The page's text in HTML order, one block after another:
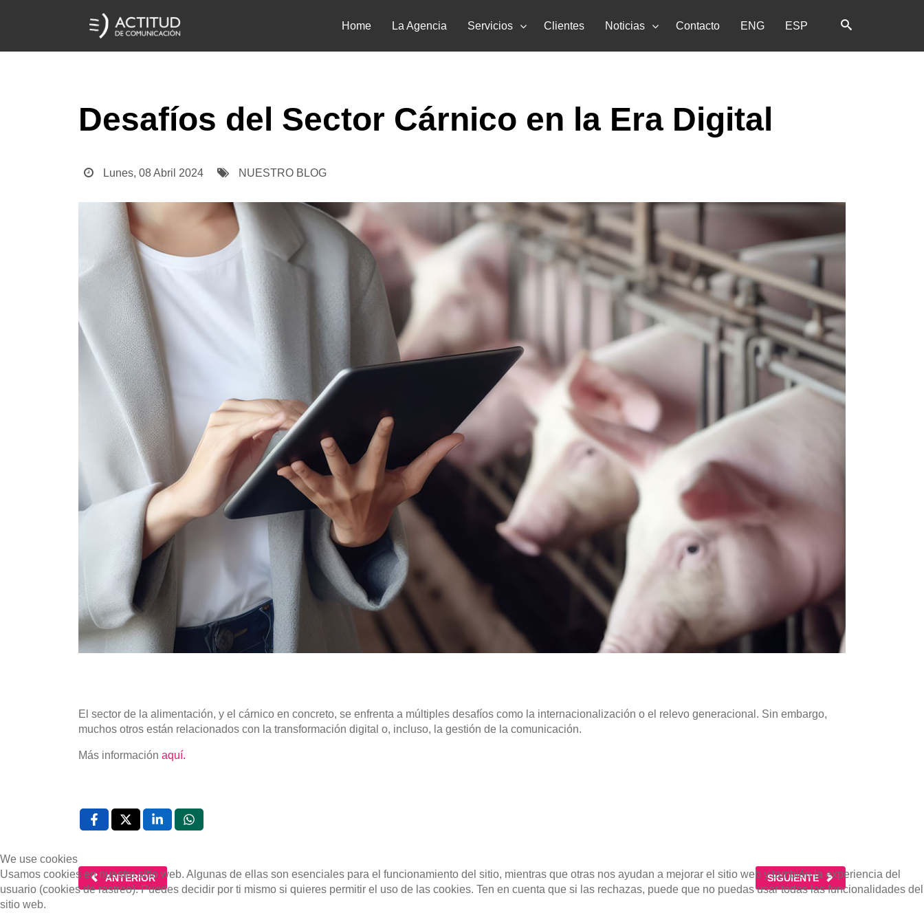
Home La Agencia Servicios Clientes Noticias Contacto ENG ESP
Desafíos del Sector Cárnico en la Era Digital
Lunes, 08 Abril 2024 NUESTRO BLOG
El sector de la alimentación, y el cárnico en concreto, se enfrenta a múltiples desafíos como la internacionalización o el relevo generacional. Sin embargo,
muchos otros están relacionados con la transformación digital o, incluso, la gestión de la comunicación.
Más información aquí.
ARTÍCULO ANTERIOR: CLAVES INNOVADORAS EN LA COMUNICACIÓN CORPORATIVA
ANTERIOR ARTÍCULO SIGUIENTE:
SIGUIENTE
Home
Servicios
Clientes
Contacto
ESP
We use cookies
Usamos cookies en nuestro sitio web. Algunas de ellas son esenciales para el funcionamiento del sitio, mientras que otras nos ayudan a mejorar el sitio web y también la experiencia del
usuario (cookies de rastreo). Puedes decidir por ti mismo si quieres permitir el uso de las cookies. Ten en cuenta que si las rechazas, puede que no puedas usar todas las funcionalidades del
sitio web.